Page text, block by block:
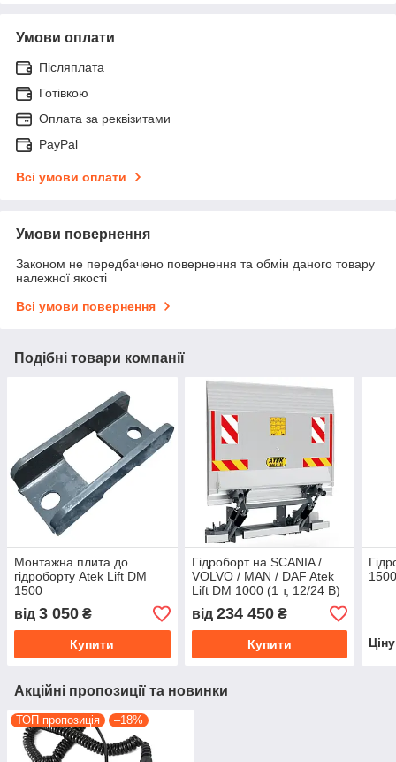
Умови оплати
Післяплата
Готівкою
Оплата за реквізитами
PayPal
Всі умови оплати
Умови повернення
Законом не передбачено повернення та обмін даного товару
належної якості
Всі умови повернення
Подібні товари компанії
Монтажна плита до
гідроборту Atek Lift DM
1500
від 3 050 ₴
Купити
Гідроборт на SCANIA /
VOLVO / MAN / DAF Atek
Lift DM 1000 (1 т, 12/24 В)
від 234 450₴
Купити
Акційні пропозиції та новинки
ТОП пропозиція –18%